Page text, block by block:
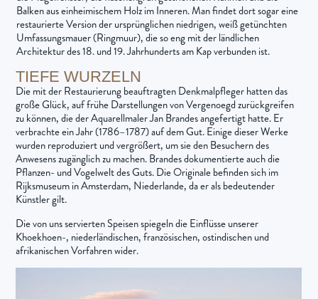
Balken aus einheimischem Holz im Inneren. Man findet dort sogar eine
restaurierte Version der ursprünglichen niedrigen, weiß getünchten
Umfassungsmauer (Ringmuur), die so eng mit der ländlichen
Architektur des 18. und 19. Jahrhunderts am Kap verbunden ist.
TIEFE WURZELN
Die mit der Restaurierung beauftragten Denkmalpfleger hatten das
große Glück, auf frühe Darstellungen von Vergenoegd zurückgreifen
zu können, die der Aquarellmaler Jan Brandes angefertigt hatte. Er
verbrachte ein Jahr (1786–1787) auf dem Gut. Einige dieser Werke
wurden reproduziert und vergrößert, um sie den Besuchern des
Anwesens zugänglich zu machen. Brandes dokumentierte auch die
Pflanzen- und Vogelwelt des Guts. Die Originale befinden sich im
Rijksmuseum in Amsterdam, Niederlande, da er als bedeutender
Künstler gilt.
Die von uns servierten Speisen spiegeln die Einflüsse unserer
Khoekhoen-, niederländischen, französischen, ostindischen und
afrikanischen Vorfahren wider.